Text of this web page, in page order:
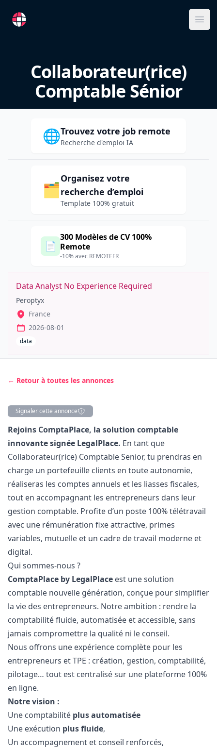
RemoteFR
Collaborateur(rice)
Comptable Sénior
🌐Trouvez votre job remote
Recherche d'emploi IA
🗂️
Organisez votre
recherche d’emploi
Template 100% gratuit
📄
300 Modèles de CV 100%
Remote
-10% avec REMOTEFR
Data Analyst No Experience Required
Peroptyx
France
2026-08-01
data
← Retour à toutes les annonces
Signaler cette annonce
Description
Rejoins ComptaPlace, la solution comptable
innovante signée LegalPlace. En tant que
Collaborateur(rice) Comptable Senior, tu prendras en
charge un portefeuille clients en toute autonomie,
réaliseras les comptes annuels et les liasses fiscales,
tout en accompagnant les entrepreneurs dans leur
gestion comptable. Profite d’un poste 100% télétravail
avec une rémunération fixe attractive, primes
variables, mutuelle et un cadre de travail moderne et
digital.
Qui sommes-nous ?
ComptaPlace by LegalPlace est une solution
comptable nouvelle génération, conçue pour simplifier
la vie des entrepreneurs. Notre ambition : rendre la
comptabilité fluide, automatisée et accessible, sans
jamais compromettre la qualité ni le conseil.
Nous offrons une expérience complète pour les
entrepreneurs et TPE : création, gestion, comptabilité,
pilotage… tout est centralisé sur une plateforme 100%
en ligne.
Notre vision :
Une comptabilité plus automatisée
Une exécution plus fluide,
Un accompagnement et conseil renforcés,